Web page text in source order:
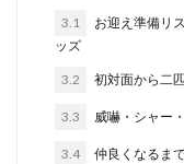
3.1
お迎え準備リ
ッズ
3.2 初対面から二
3.3 威嚇・シャー
3.4 仲良くなるま